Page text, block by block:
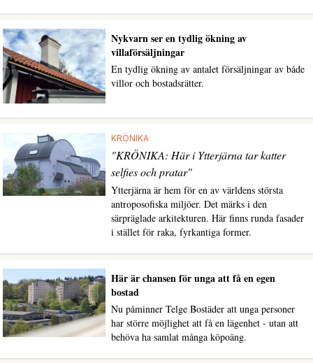
Nykvarn ser en tydlig ökning av
villaförsäljningar
En tydlig ökning av antalet försäljningar av både
villor och bostadsrätter.
KRÖNIKA
"KRÖNIKA: Här i Ytterjärna tar katter
selfies och pratar"
Ytterjärna är hem för en av världens största
antroposofiska miljöer. Det märks i den
särpräglade arkitekturen. Här finns runda fasader
i stället för raka, fyrkantiga former.
Här är chansen för unga att få en egen
bostad
Nu påminner Telge Bostäder att unga personer
har större möjlighet att få en lägenhet - utan att
behöva ha samlat många köpoäng.